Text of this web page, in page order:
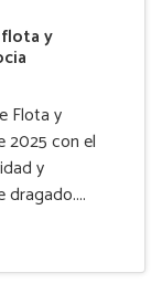
y
Flota y
2025 con el
y
dragado....